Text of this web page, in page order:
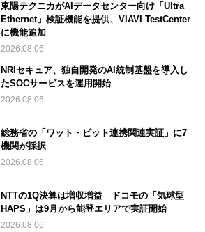
東陽テクニカがAIデータセンター向け「Ultra
Ethernet」検証機能を提供、VIAVI TestCenter
に機能追加
2026.08.06
NRIセキュア、独自開発のAI統制基盤を導入し
たSOCサービスを運用開始
2026.08.06
総務省の「ワット・ビット連携関連実証」に7
機関が採択
2026.08.06
NTTの1Q決算は増収増益 ドコモの「気球型
HAPS」は9月から能登エリアで実証開始
2026.08.06